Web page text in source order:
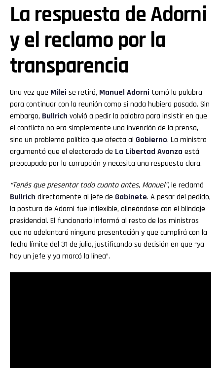
La respuesta de Adorni
y el reclamo por la
transparencia
Una vez que Milei se retiró, Manuel Adorni tomó la palabra
para continuar con la reunión como si nada hubiera pasado. Sin
embargo, Bullrich volvió a pedir la palabra para insistir en que
el conflicto no era simplemente una invención de la prensa,
sino un problema político que afecta al Gobierno. La ministra
argumentó que el electorado de La Libertad Avanza está
preocupado por la corrupción y necesita una respuesta clara.
“Tenés que presentar todo cuanto antes, Manuel”, le reclamó
Bullrich directamente al jefe de Gabinete. A pesar del pedido,
la postura de Adorni fue inflexible, alineándose con el blindaje
presidencial. El funcionario informó al resto de los ministros
que no adelantará ninguna presentación y que cumplirá con la
fecha límite del 31 de julio, justificando su decisión en que “ya
hay un jefe y ya marcó la línea”.